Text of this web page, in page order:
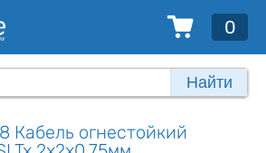
0
Найти
Кабель огнестойкий